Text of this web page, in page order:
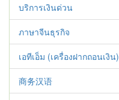
บริการเงินด่วน
ภาษาจีนธุรกิจ
เอทีเอ็ม (เครื่องฝากถอนเงิน)
商务汉语